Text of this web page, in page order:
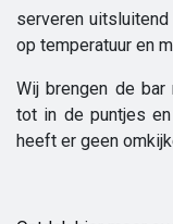
serveren
op temperatuur en
Wij brengen de bar
tot in de puntjes
heeft er geen